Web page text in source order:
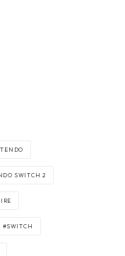
SWITCH 2
SWITCH